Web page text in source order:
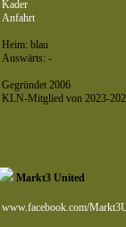
Kader
Anfahrt
Heim: blau
Auswärts: -
Gegründet 2006
KLN-Mitglied von 2023-
Markt3 United
www.facebook.com/